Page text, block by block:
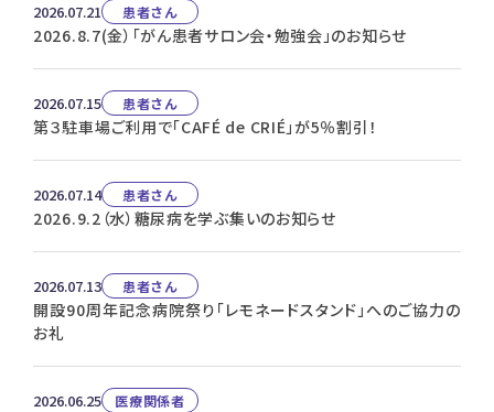
2026.07.21 患者さん
2026.8.7(金）「がん患者サロン会・勉強会」のお知らせ
2026.07.15 患者さん
第３駐車場ご利用で「CAFÉ de CRIÉ」が5％割引！
2026.07.14 患者さん
2026.9.2（水）糖尿病を学ぶ集いのお知らせ
2026.07.13 患者さん
開設90周年記念病院祭り「レモネードスタンド」へのご協力の
お礼
2026.06.25 医療関係者